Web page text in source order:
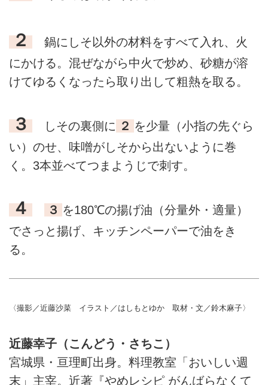
２
鍋にしそ以外の材料をすべて入れ、火
にかける。混ぜながら中火で炒め、砂糖が溶
けてゆるくなったら取り出して粗熱を取る。
３ しその裏側に ２ を少量（小指の先ぐら
い）のせ、味噌がしそから出ないように巻
く。3本並べてつまようじで刺す。
４ ３ を180℃の揚げ油（分量外・適量）
でさっと揚げ、キッチンペーパーで油をき
る。
〈撮影／近藤沙菜 イラスト／はしもとゆか 取材・文／鈴木麻子〉
近藤幸子（こんどう・さちこ）
宮城県・亘理町出身。料理教室「おいしい週
末」主宰。近著『やめレシピ がんばらなくて